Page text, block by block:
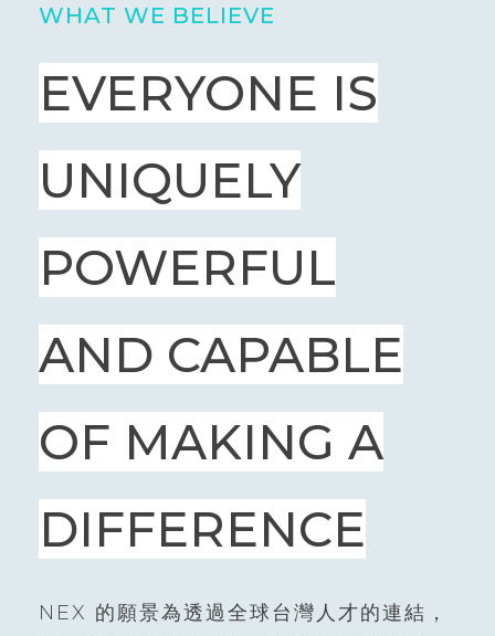
WHAT WE BELIEVE
EVERYONE IS
UNIQUELY
POWERFUL
AND CAPABLE
OF MAKING A
DIFFERENCE
NEX 的願景為透過全球台灣人才的連結，